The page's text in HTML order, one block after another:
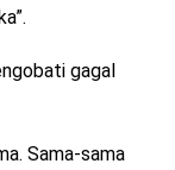
gagal
Sama-sama